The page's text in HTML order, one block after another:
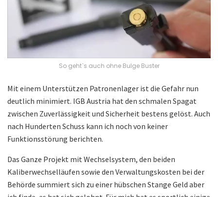
So geht`s auch ohne Bulge Buster
Mit einem Unterstützen Patronenlager ist die Gefahr nun
deutlich minimiert. IGB Austria hat den schmalen Spagat
zwischen Zuverlässigkeit und Sicherheit bestens gelöst. Auch
nach Hunderten Schuss kann ich noch von keiner
Funktionsstörung berichten.
Das Ganze Projekt mit Wechselsystem, den beiden
Kaliberwechselläufen sowie den Verwaltungskosten bei der
Behörde summiert sich zu einer hübschen Stange Geld aber